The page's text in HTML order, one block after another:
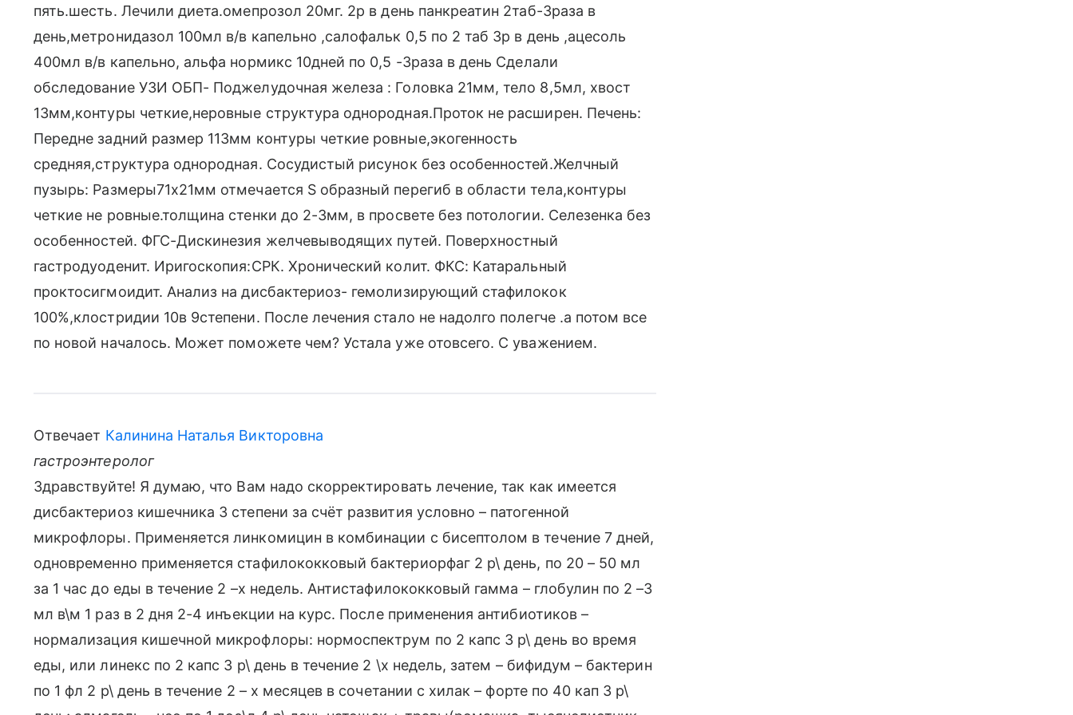
пять.шесть. Лечили диета.омепрозол 20мг. 2р в день панкреатин 2таб-3раза в
день,метронидазол 100мл в/в капельно ,салофальк 0,5 по 2 таб 3р в день ,ацесоль
400мл в/в капельно, альфа нормикс 10дней по 0,5 -3раза в день Сделали
обследование УЗИ ОБП- Поджелудочная железа : Головка 21мм, тело 8,5мл, хвост
13мм,контуры четкие,неровные структура однородная.Проток не расширен. Печень:
Передне задний размер 113мм контуры четкие ровные,экогенность
средняя,структура однородная. Сосудистый рисунок без особенностей.Желчный
пузырь: Размеры71х21мм отмечается S образный перегиб в области тела,контуры
четкие не ровные.толщина стенки до 2-3мм, в просвете без потологии. Селезенка без
особенностей. ФГС-Дискинезия желчевыводящих путей. Поверхностный
гастродуоденит. Иригоскопия:СРК. Хронический колит. ФКС: Катаральный
проктосигмоидит. Анализ на дисбактериоз- гемолизирующий стафилокок
100%,клостридии 10в 9степени. После лечения стало не надолго полегче .а потом все
по новой началось. Может поможете чем? Устала уже отовсего. С уважением.
Отвечает Калинина Наталья Викторовна
гастроэнтеролог
Здравствуйте! Я думаю, что Вам надо скорректировать лечение, так как имеется
дисбактериоз кишечника 3 степени за счёт развития условно – патогенной
микрофлоры. Применяется линкомицин в комбинации с бисептолом в течение 7 дней,
одновременно применяется стафилококковый бактериорфаг 2 р\ день, по 20 – 50 мл
за 1 час до еды в течение 2 –х недель. Антистафилококковый гамма – глобулин по 2 –3
мл в\м 1 раз в 2 дня 2-4 инъекции на курс. После применения антибиотиков –
нормализация кишечной микрофлоры: нормоспектрум по 2 капс 3 р\ день во время
еды, или линекс по 2 капс 3 р\ день в течение 2 \х недель, затем – бифидум – бактерин
по 1 фл 2 р\ день в течение 2 – х месяцев в сочетании с хилак – форте по 40 кап 3 р\